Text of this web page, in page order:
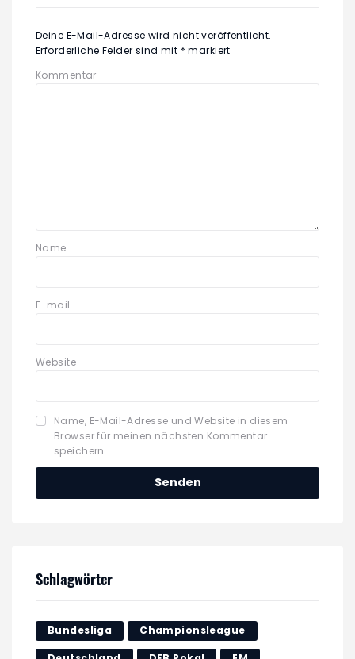
Deine E-Mail-Adresse wird nicht veröffentlicht.
Erforderliche Felder sind mit * markiert
Kommentar
Name
E-mail
Website
Name, E-Mail-Adresse und Website in diesem
Browser für meinen nächsten Kommentar
speichern.
Schlagwörter
Bundesliga Championsleague